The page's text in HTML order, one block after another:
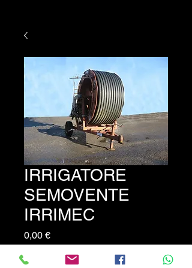
IRRIGATORE
SEMOVENTE
IRRIMEC
0,00 €Prezzo
Irrigatore semovente marca